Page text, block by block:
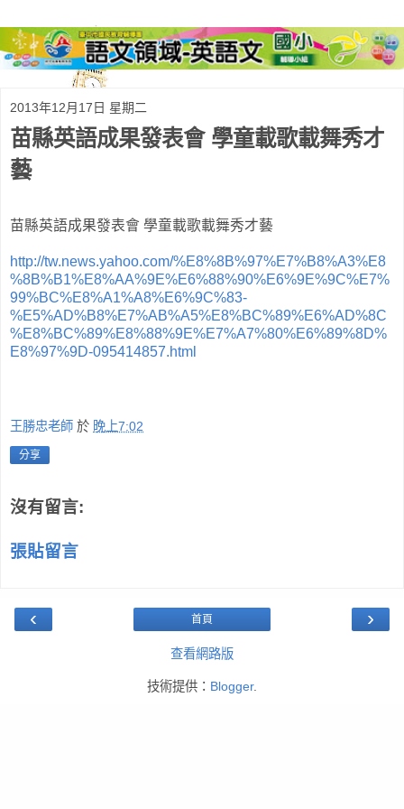
2013年12月17日 星期二
苗縣英語成果發表會 學童載歌載舞秀才
藝
苗縣英語成果發表會 學童載歌載舞秀才藝
http://tw.news.yahoo.com/%E8%8B%97%E7%B8%A3%E8
%8B%B1%E8%AA%9E%E6%88%90%E6%9E%9C%E7%
99%BC%E8%A1%A8%E6%9C%83-
%E5%AD%B8%E7%AB%A5%E8%BC%89%E6%AD%8C
%E8%BC%89%E8%88%9E%E7%A7%80%E6%89%8D%
E8%97%9D-095414857.html
王勝忠老師 於 晚上7:02
分享
沒有留言:
張貼留言
‹ ›
首頁
查看網路版
技術提供： Blogger.